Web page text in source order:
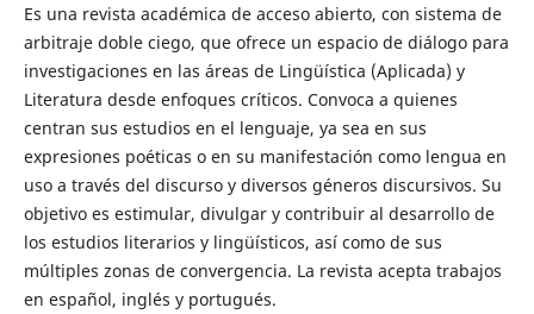
Es una revista académica de acceso abierto, con sistema de
arbitraje doble ciego, que ofrece un espacio de diálogo para
investigaciones en las áreas de Lingüística (Aplicada) y
Literatura desde enfoques críticos. Convoca a quienes
centran sus estudios en el lenguaje, ya sea en sus
expresiones poéticas o en su manifestación como lengua en
uso a través del discurso y diversos géneros discursivos. Su
objetivo es estimular, divulgar y contribuir al desarrollo de
los estudios literarios y lingüísticos, así como de sus
múltiples zonas de convergencia. La revista acepta trabajos
en español, inglés y portugués.